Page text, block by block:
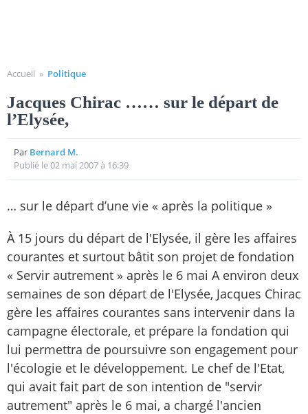
Accueil » Politique
Jacques Chirac …… sur le départ de
l’Elysée,
Par Bernard M.
Publié le 02 mai 2007 à 16:39
… sur le départ d’une vie « après la politique »
À 15 jours du départ de l'Elysée, il gère les affaires
courantes et surtout bâtit son projet de fondation
« Servir autrement » après le 6 mai A environ deux
semaines de son départ de l'Elysée, Jacques Chirac
gère les affaires courantes sans intervenir dans la
campagne électorale, et prépare la fondation qui
lui permettra de poursuivre son engagement pour
l'écologie et le développement. Le chef de l'Etat,
qui avait fait part de son intention de "servir
autrement" après le 6 mai, a chargé l'ancien